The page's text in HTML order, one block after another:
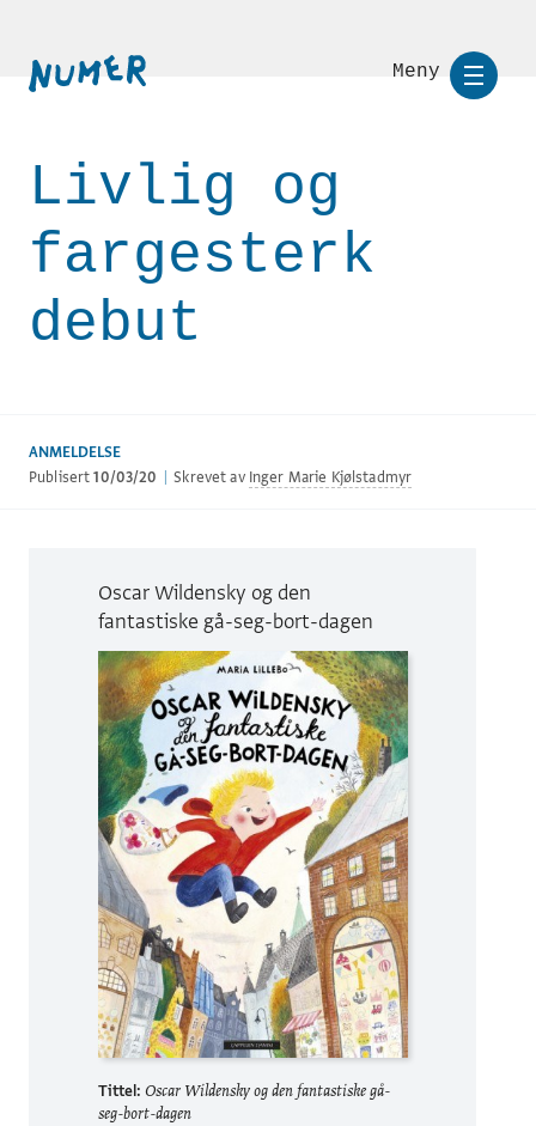
Meny
Livlig og
fargesterk
debut
ANMELDELSE
Publisert10/03/20 Skrevet av Inger Marie Kjølstadmyr
Oscar Wildensky og den
fantastiske gå-seg-bort-dagen
Tittel: Oscar Wildensky og den fantastiske gå-
seg-bort-dagen